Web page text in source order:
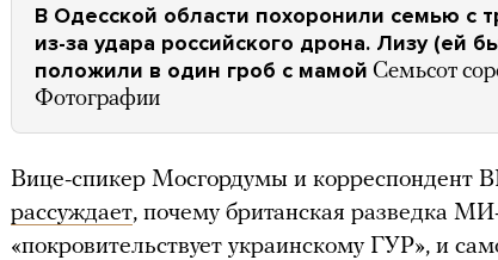
В Одесской области похоронили семью с
из-за удара российского дрона. Лизу (ей
положили в один гроб с мамой Семьсот
Фотографии
Вице-спикер Мосгордумы и корреспондент
рассуждает, почему британская разведка
«покровительствует украинскому ГУР», и